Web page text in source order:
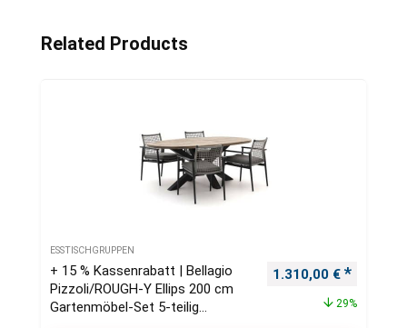
Related Products
ESSTISCHGRUPPEN
+ 15 % Kassenrabatt | Bellagio
Pizzoli/ROUGH-Y Ellips 200 cm
Gartenmöbel-Set 5-teilig
Ursprünglicher
1.310,00 €
29%